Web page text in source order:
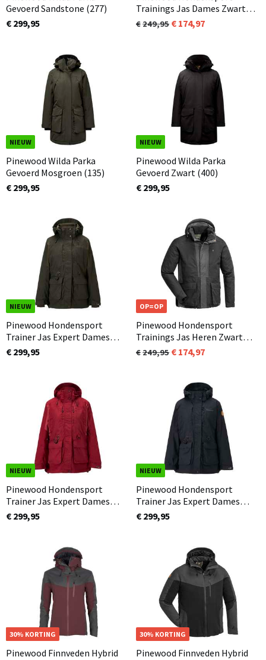
Gevoerd Sandstone (277)
€ 299,95
Trainings Jas Dames Zwart
(407) 2.0
249,95 174,97
NIEUW
Pinewood Wilda Parka
Gevoerd Mosgroen (135)
€ 299,95
NIEUW
Pinewood Wilda Parka
Gevoerd Zwart (400)
€ 299,95
NIEUW
Pinewood Hondensport
Trainer Jas Expert Dames
Extreme Mosgroen (135)
€ 299,95
OP=OP
Pinewood Hondensport
Trainings Jas Heren Zwart
(407) 2.0
249,95 174,97
NIEUW
Pinewood Hondensport
Trainer Jas Expert Dames
Extreme Donker Rood (816)
€ 299,95
NIEUW
Pinewood Hondensport
Trainer Jas Expert Dames
Extreme Zwart (400)
€ 299,95
NIEUW
30% KORTING
Pinewood Finnveden Hybrid
30% KORTING
Pinewood Finnveden Hybrid